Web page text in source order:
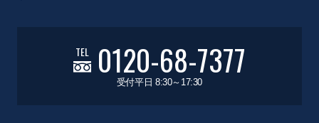
TEL 0120-68-7377
受付平日 8:30～17:30